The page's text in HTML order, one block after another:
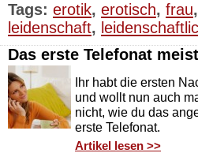
Tags: erotik, erotisch, frau,
leidenschaft,
Das erste Telefonat
Ihr habt die ersten
und wollt nun auch
nicht, wie du das
erste Telefonat.
Artikel lesen >>